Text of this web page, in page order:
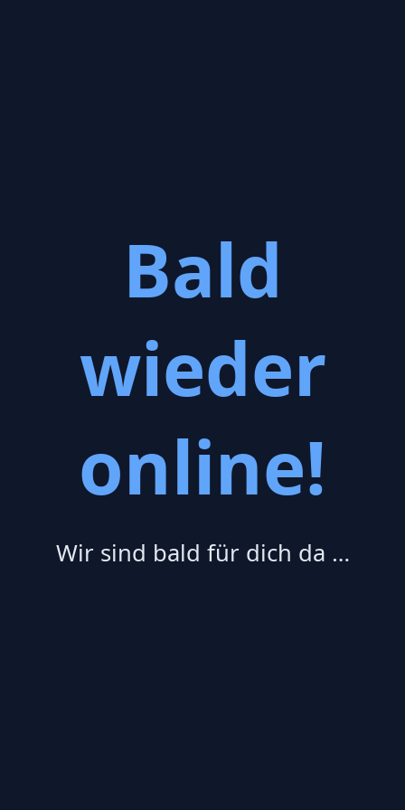
Bald
wieder
online!
Wir sind bald für dich da …